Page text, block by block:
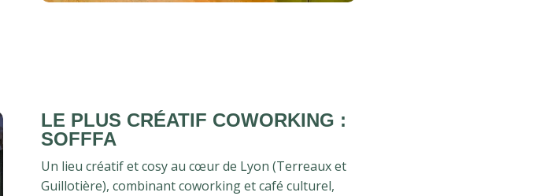
LE PLUS CRÉATIF COWORKING :
SOFFFA
Un lieu créatif et cosy au cœur de Lyon (Terreaux et
Guillotière), combinant coworking et café culturel,